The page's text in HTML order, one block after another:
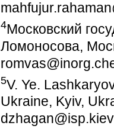
4Московский
Ломоносова,
5V. Ye.
Ukraine, Kyiv,